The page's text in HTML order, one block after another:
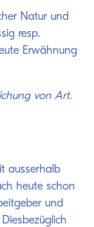
Natur und
resp.
Erwähnung
von Art.
ausserhalb
heute schon
und